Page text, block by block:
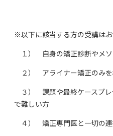
※以下に該当する方の受講は
１） 自身の矯正診断やメソ
２） アライナー矯正のみを
３） 課題や最終ケースプレ
で難しい方
４） 矯正専門医と一切の連